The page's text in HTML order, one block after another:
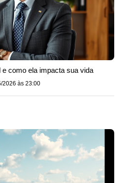
como ela impacta sua vida
2026 às 23:00